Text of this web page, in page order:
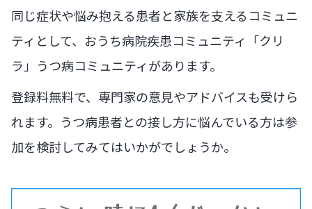
同じ症状や悩み抱える患者と家族を支えるコミュニ
ティとして、おうち病院疾患コミュニティ「クリ
ラ」うつ病コミュニティがあります。
登録料無料で、専門家の意見やアドバイスも受けら
れます。うつ病患者との接し方に悩んでいる方は参
加を検討してみてはいかがでしょうか。